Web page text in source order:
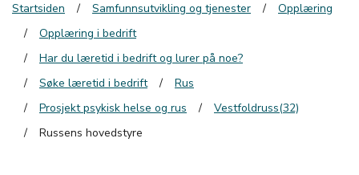
Startsiden Samfunnsutvikling og tjenester
Opplæring
Opplæring i bedrift
Har du læretid i bedrift og lurer på noe?
Søke læretid i bedrift
Rus
Prosjekt psykisk helse og rus
Vestfoldruss(32)
Russens hovedstyre